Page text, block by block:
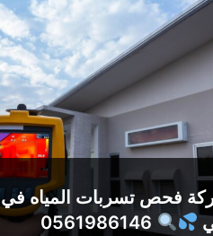
فحص تسربات المياه في